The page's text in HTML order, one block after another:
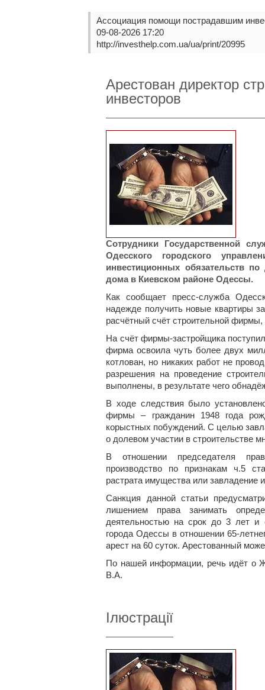
Ассоциация помощи пострадавшим
09-08-2026 17:20
http://investhelp.com.ua/ua/print/20995
Арестован директор
инвесторов
Сотрудники Государственной
Одесского городского
инвестиционных обязательств
дома в Киевском районе Одессы.
Как сообщает пресс-служба
надежде получить новые квартиры
расчётный счёт строительной
На счёт фирмы-застройщика
фирма освоила чуть более двух
котлован, но никаких работ не
разрешения на проведение
выполнены, в результате чего
В ходе следствия было
фирмы – гражданин 1948 года
корыстных побуждений. С целью
о долевом участии в строительстве
В отношении председателя
производство по признакам ч.5
растрата имущества или
Санкция данной статьи
лишением права занимать
деятельностью на срок до 3 лет и
города Одессы в отношении 65-
арест на 60 суток. Арестованный
По нашей информации, речь идёт о
В.А.
Ілюстрації